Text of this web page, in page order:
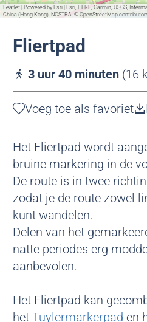
g
e
H
e
r
e
u
i
o
e
r
h
s
Leaflet
Powered by Esri | Esri, HERE, Garmin, USGS,
China (Hong Kong), NOSTRA, © OpenStreetMap
Fliertpad
3 uur 40 minuten (16
Voeg toe als favoriet
Voeg toe als favoriet
Het Fliertpad wordt
bruine markering in de
De route is in twee
zodat je de route zowel
kunt wandelen.
Delen van het
natte periodes erg
aanbevolen.
Het Fliertpad kan
het Tuylermarkerpad en